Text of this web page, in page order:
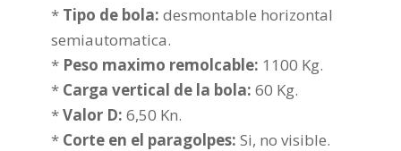
precios:
263,48€
hasta
* Tipo de bola: desmontable horizontal
semiautomatica.
* Peso maximo remolcable: 1100 Kg.
* Carga vertical de la bola: 60 Kg.
*Valor D: 6,50 Kn.
* Corte en el paragolpes: Si, no visible.